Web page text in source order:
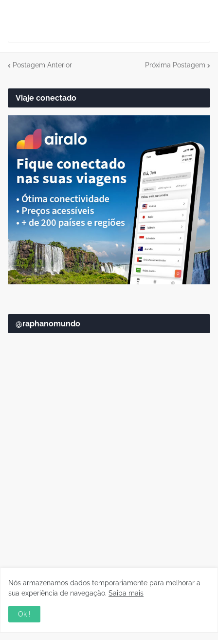
Postagem Anterior Próxima Postagem
Viaje conectado
@raphanomundo
Nós armazenamos dados temporariamente para melhorar a
sua experiência de navegação. Saiba mais
Ok !